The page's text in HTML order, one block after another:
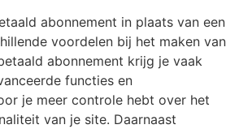
abonnement in plaats van een
voordelen bij het maken van
abonnement krijg je vaak
functies en
je meer controle hebt over het
van je site. Daarnaast